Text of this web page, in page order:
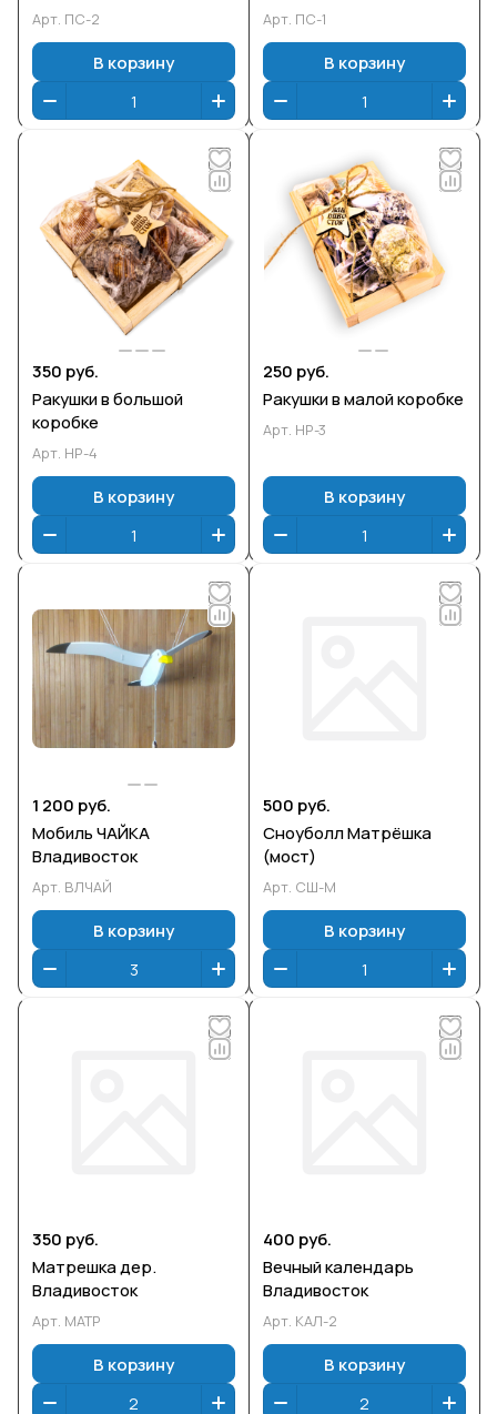
Арт. ПС-2
В корзину
Арт. ПС-1
В корзину
350 руб.
Ракушки в большой
коробке
Арт. НР-4
В корзину
250 руб.
Ракушки в малой коробке
Арт. НР-3
В корзину
1 200 руб.
Мобиль ЧАЙКА
Владивосток
Арт. ВЛЧАЙ
В корзину
500 руб.
Сноуболл Матрёшка
(мост)
Арт. СШ-М
В корзину
350 руб.
Матрешка дер.
Владивосток
Арт. МАТР
В корзину
400 руб.
Вечный календарь
Владивосток
Арт. КАЛ-2
В корзину